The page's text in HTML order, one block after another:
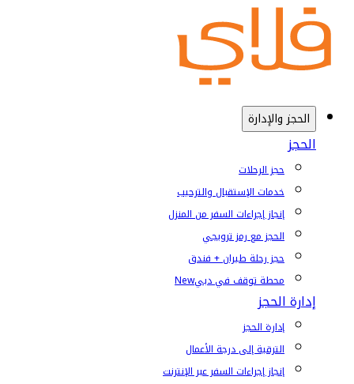
الحجز والإدارة
الحجز
حجز الرحلات
خدمات الإستقبال والترحيب
إنجاز إجراءات السفر من المنزل
الحجز مع رمز ترويجي
حجز رحلة طيران + فندق
محطة توقف في دبيNew
إدارة الحجز
إدارة الحجز
الترقية إلى درجة الأعمال
إنجاز إجراءات السفر عبر الإنترنت